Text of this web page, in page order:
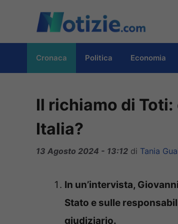
contenuto
Cronaca Politica Economia
Il richiamo di
Italia?
13 Agosto 2024 - 13:12 di Tania
In un’intervista,
Stato e sulle
giudiziario.